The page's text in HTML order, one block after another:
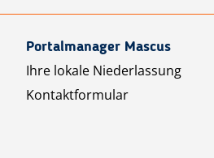
Portalmanager Mascus
Ihre lokale Niederlassung
Kontaktformular